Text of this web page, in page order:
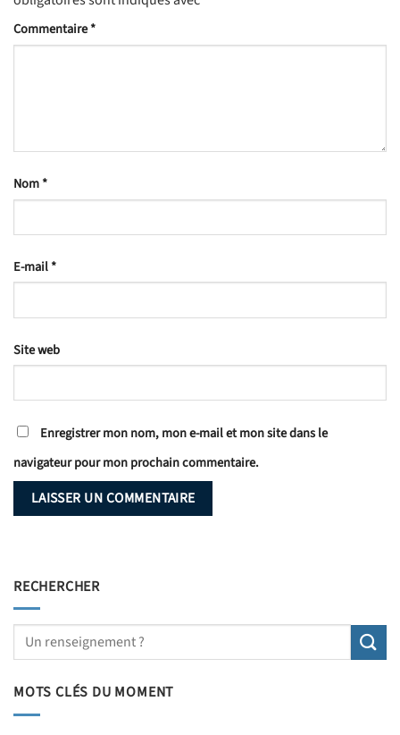
Commentaire*
Nom*
E-mail*
Site web
Enregistrer mon nom, mon e-mail et mon site dans le
navigateur pour mon prochain commentaire.
RECHERCHER
MOTS CLÉS DU MOMENT